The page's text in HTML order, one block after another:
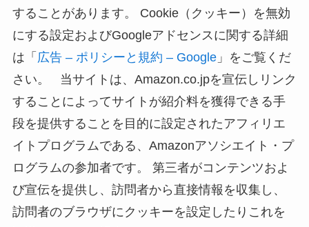
することがあります。 Cookie（クッキー）を無効
にする設定およびGoogleアドセンスに関する詳細
は「 広告 – ポリシーと規約 – Google」をご覧くだ
さい。 当サイトは、Amazon.co.jpを宣伝しリンク
することによってサイトが紹介料を獲得できる手
段を提供することを目的に設定されたアフィリエ
イトプログラムである、Amazonアソシエイト・プ
ログラムの参加者です。 第三者がコンテンツおよ
び宣伝を提供し、訪問者から直接情報を収集し、
訪問者のブラウザにクッキーを設定したりこれを